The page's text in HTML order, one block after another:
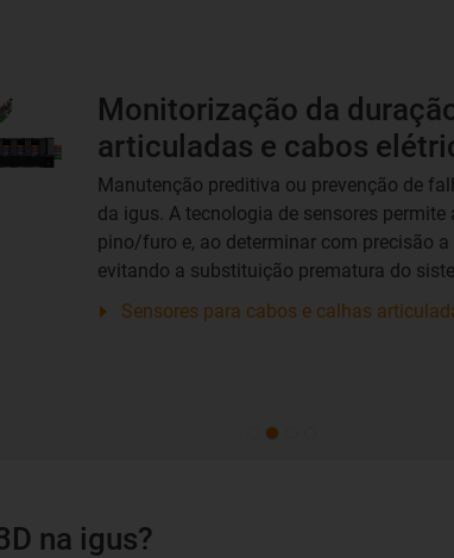
Monitorização da
articuladas e cabos
Manutenção preditiva ou prevenção de
da igus. A tecnologia de sensores
pino/furo e, ao determinar com precisão
evitando a substituição prematura do
Sensores para cabos e calhas
na igus?